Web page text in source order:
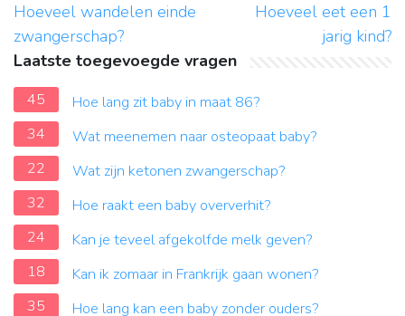
Hoeveel wandelen einde
zwangerschap?
Hoeveel eet een 1
jarig kind?
Laatste toegevoegde vragen
45
Hoe lang zit baby in maat 86?
34
Wat meenemen naar osteopaat baby?
22
Wat zijn ketonen zwangerschap?
32
Hoe raakt een baby oververhit?
24
Kan je teveel afgekolfde melk geven?
18
Kan ik zomaar in Frankrijk gaan wonen?
35
Hoe lang kan een baby zonder ouders?